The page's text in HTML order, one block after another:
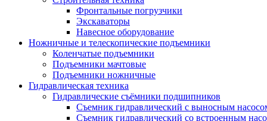
Фронтальные погрузчики
Экскаваторы
Навесное оборудование
Ножничные и телескопические подъемники
Коленчатые подъемники
Подъемники мачтовые
Подъемники ножничные
Гидравлическая техника
Гидравлические съёмники подшипников
Съемник гидравлический с выносным
Съемник гидравлический со встроенным